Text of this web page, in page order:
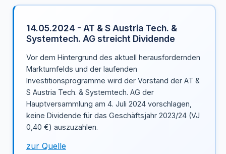
14.05.2024 - AT & S Austria Tech. &
Systemtech. AG streicht Dividende
Vor dem Hintergrund des aktuell herausfordernden
Marktumfelds und der laufenden
Investitionsprogramme wird der Vorstand der AT &
S Austria Tech. & Systemtech. AG der
Hauptversammlung am 4. Juli 2024 vorschlagen,
keine Dividende für das Geschäftsjahr 2023/24 (VJ
0,40 €) auszuzahlen.
zur Quelle